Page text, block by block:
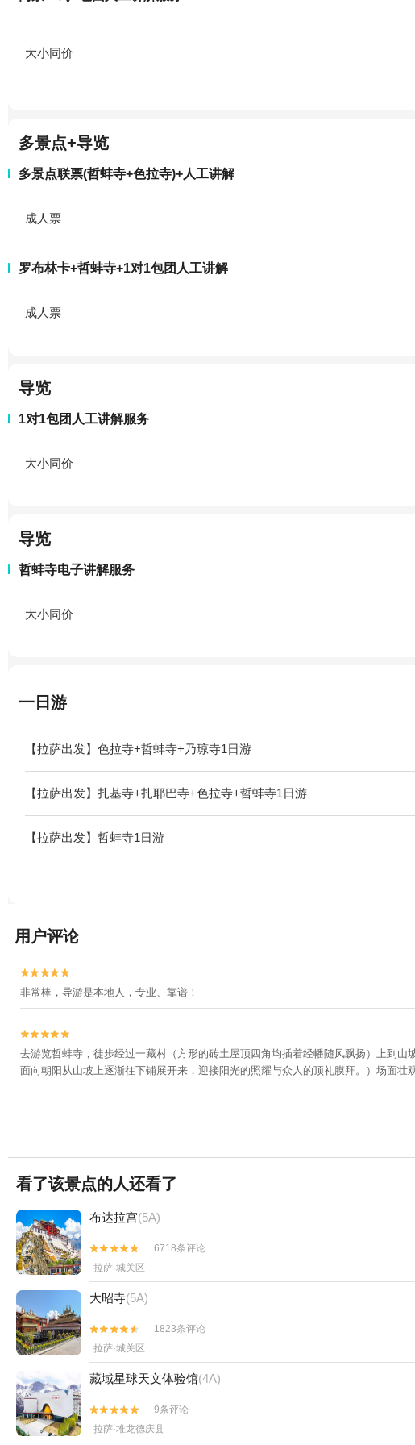
大小同价
多景点+导览
多景点联票(哲蚌寺+色拉寺)+人工讲解
成人票
罗布林卡+哲蚌寺+1对1包团人工讲解
成人票
导览
1对1包团人工讲解服务
大小同价
导览
哲蚌寺电子讲解服务
大小同价
一日游
【拉萨出发】色拉寺+哲蚌寺+乃琼寺1日游
【拉萨出发】扎基寺+扎耶巴寺+色拉寺+哲蚌寺1日游
【拉萨出发】哲蚌寺1日游
用户评论


非常棒，导游是本地人，专业、靠谱！


去游览哲蚌寺，徒步经过一藏村（方形的砖土屋顶四角均插着经幡随风飘扬）上到
面向朝阳从山坡上逐渐往下铺展开来，迎接阳光的照耀与众人的顶礼膜拜。）场面
看了该景点的人还看了
布达拉宫(5A)


6718条评论
拉萨·城关区
大昭寺(5A)


1823条评论
拉萨·城关区
藏域星球天文体验馆(4A)


9条评论
拉萨·堆龙德庆县